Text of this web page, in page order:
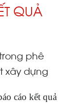
QUẢ
phê
xây dựng
cáo kết quả